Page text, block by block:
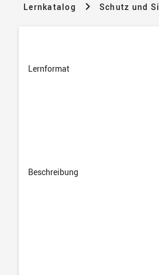
Lernkatalog Schutz und
Lernformat
Beschreibung